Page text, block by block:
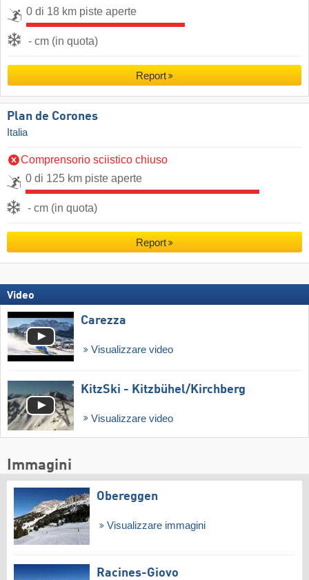
0 di 18 km piste aperte
- cm (in quota)
Report
Plan de Corones
Italia
Comprensorio sciistico chiuso
0 di 125 km piste aperte
- cm (in quota)
Report
Video
Carezza
Visualizzare video
KitzSki - Kitzbühel/​Kirchberg
Visualizzare video
Immagini
Obereggen
Visualizzare immagini
Racines-Giovo